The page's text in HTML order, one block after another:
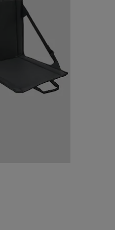
19,99 EUR